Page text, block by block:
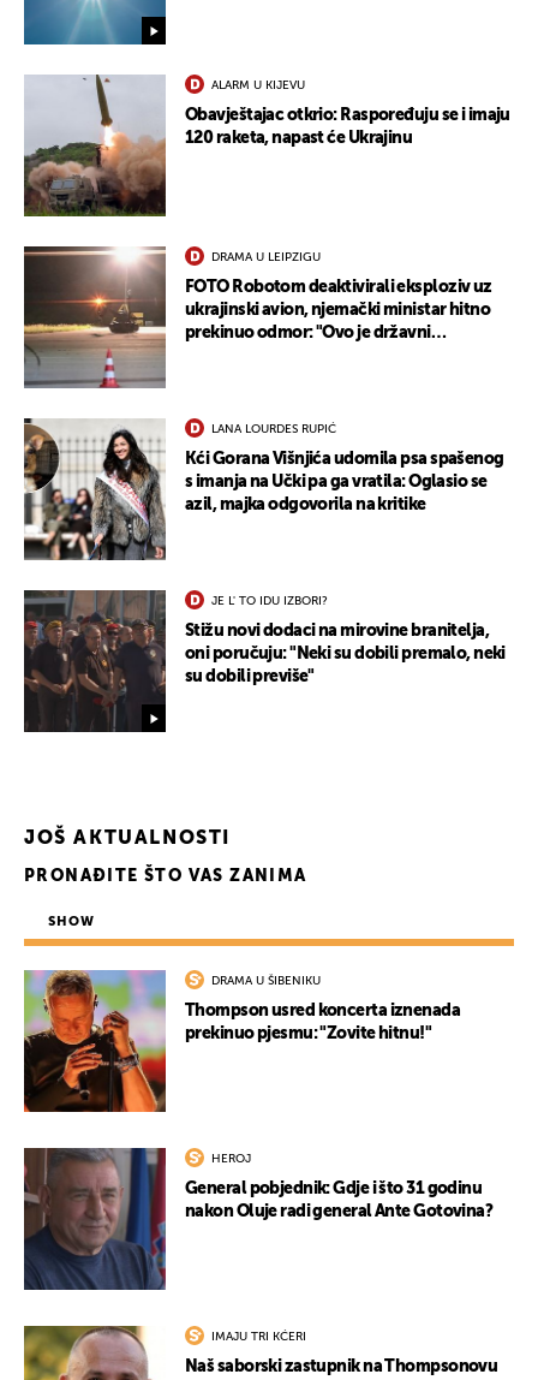
ALARM U KIJEVU
Obavještajac otkrio: Raspoređuju se i imaju
120 raketa, napast će Ukrajinu
DRAMA U LEIPZIGU
FOTO Robotom deaktivirali eksploziv uz
ukrajinski avion, njemački ministar hitno
prekinuo odmor: "Ovo je državni
LANA LOURDES RUPIĆ
Kći Gorana Višnjića udomila psa spašenog
s imanja na Učki pa ga vratila: Oglasio se
azil, majka odgovorila na kritike
JE L' TO IDU IZBORI?
Stižu novi dodaci na mirovine branitelja,
oni poručuju: "Neki su dobili premalo, neki
su dobili previše"
JOŠ AKTUALNOSTI
PRONAĐITE ŠTO VAS ZANIMA
SHOW
DRAMA U ŠIBENIKU
Thompson usred koncerta iznenada
prekinuo pjesmu: "Zovite hitnu!"
HEROJ
General pobjednik: Gdje i što 31 godinu
nakon Oluje radi general Ante Gotovina?
IMAJU TRI KĆERI
Naš saborski zastupnik na Thompsonovu
UKLJUČITE NOTIFIKACIJE